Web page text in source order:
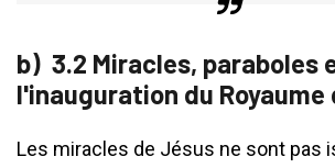
3.2 Miracles, paraboles
l'inauguration du Royaume
Les miracles de Jésus ne sont pas